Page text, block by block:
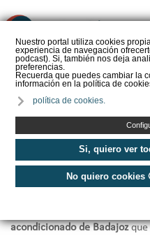
Nuestro portal utiliza cookies
experiencia de navegación
podcast). Si, también nos deja
preferencias.
Recuerda que puedes cambiar la
información en la política de
política de cookies.
Si, quiero ver
No quiero cookies
Inicio
Instaladores
Badajoz
acondicionado de Badajoz